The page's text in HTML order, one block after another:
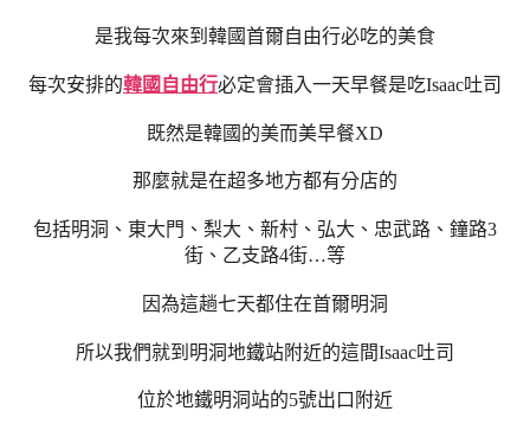
是我每次來到韓國首爾自由行必吃的美食
每次安排的韓國自由行必定會插入一天早餐是吃Isaac吐司
既然是韓國的美而美早餐XD
那麼就是在超多地方都有分店的
包括明洞、東大門、梨大、新村、弘大、忠武路、鐘路3
街、乙支路4街…等
因為這趟七天都住在首爾明洞
所以我們就到明洞地鐵站附近的這間Isaac吐司
位於地鐵明洞站的5號出口附近